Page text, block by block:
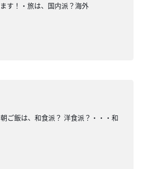
す！・旅は、国内派？海外
ご飯は、和食派？ 洋食派？・・・和